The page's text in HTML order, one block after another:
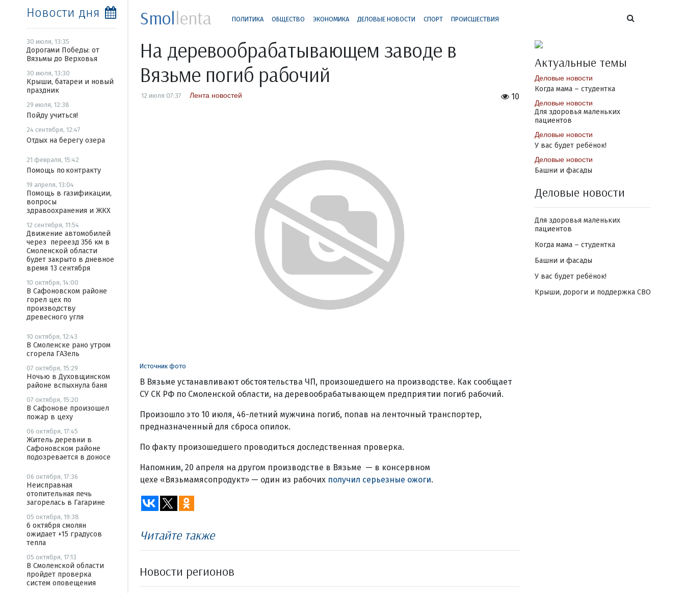
Новости дня
30 июля, 13:35
Дорогами Победы: от
Вязьмы до Верховья
30 июля, 13:30
Крыши, батареи и новый
праздник
29 июля, 12:38
Пойду учиться!
24 сентября, 12:47
Отдых на берегу озера
21 февраля, 15:42
Помощь по контракту
19 апреля, 13:04
Помощь в газификации,
вопросы
здравоохранения и ЖКХ
12 сентября, 11:54
Движение автомобилей
через переезд 356 км в
Смоленской области
будет закрыто в дневное
время 13 сентября
10 октября, 14:00
В Сафоновском районе
горел цех по
производству
древесного угля
10 октября, 12:43
В Смоленске рано утром
сгорела ГАЗель
07 октября, 15:29
Ночью в Духовщинском
районе вспыхнула баня
07 октября, 15:20
В Сафонове произошел
пожар в цеху
06 октября, 17:45
Житель деревни в
Сафоновском районе
подозревается в доносе
06 октября, 17:36
Неисправная
отопительная печь
загорелась в Гагарине
05 октября, 19:38
6 октября смолян
ожидает +15 градусов
тепла
05 октября, 17:13
В Смоленской области
пройдет проверка
систем оповещения
Smollenta ПОЛИТИКА ОБЩЕСТВО ЭКОНОМИКА ДЕЛОВЫЕ НОВОСТИ СПОРТ ПРОИСШЕСТВИЯ
На деревообрабатывающем заводе в
Вязьме погиб рабочий
10
12 июля 07:37 Лента новостей
Источник фото
В Вязьме устанавливают обстоятельства ЧП, произошедшего на производстве. Как сообщает
СУ СК РФ по Смоленской области, на деревообрабатывающем предприятии погиб рабочий.
Произошло это 10 июля, 46-летний мужчина погиб, попав на ленточный транспортер,
предназначенный для сброса опилок.
По факту произошедшего проводиться доследственная проверка.
Напомним, 20 апреля на другом производстве в Вязьме — в консервном
цехе «Вязьмамясопродукт» — один из рабочих получил серьезные ожоги.
Читайте также
Новости регионов
Актуальные темы
Деловые новости
Когда мама – студентка
Деловые новости
Для здоровья маленьких
пациентов
Деловые новости
У вас будет ребёнок!
Деловые новости
Башни и фасады
Деловые новости
Для здоровья маленьких
пациентов
Когда мама – студентка
Башни и фасады
У вас будет ребёнок!
Крыши, дороги и поддержка СВО